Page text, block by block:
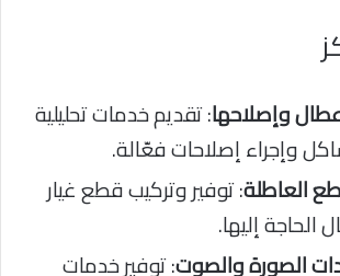
وإصلاحها: تقديم خدمات تحليلية
وإجراء إصلاحات فعّالة.
العاطلة: توفير وتركيب قطع غيار
الحاجة إليها.
الصورة والصوت: توفير خدمات